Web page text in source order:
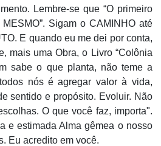
Lembre-se que “O primeiro
Sigam o CAMINHO até
E quando eu me dei por conta,
mais uma Obra, o Livro “Colônia
sabe o que planta, não teme a
nós é agregar valor à vida,
sentido e propósito. Evoluir. Não
O que você faz, importa".
e estimada Alma gêmea o nosso
Eu acredito em você.